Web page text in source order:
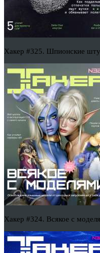
Хакер #325. Шпионские
Хакер #324. Всякое с